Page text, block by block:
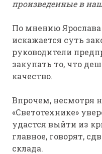
произведенные в
По мнению
искажается суть
руководители
закупать то, что
качество.
Впрочем, несмотря
«Светотехнике»
удастся выйти из
главное, говорят,
склада.